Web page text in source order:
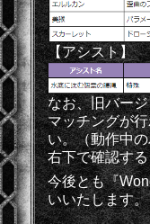
【アシスト】
なお、旧バー
マッチングが
い。（動作中
右下で確認す
今後とも『
いいたします。